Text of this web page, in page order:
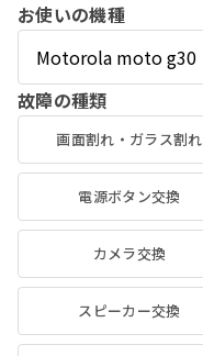
お使いの機種
故障の種類
画面割れ・ガラス割れ
電源ボタン交換
カメラ交換
スピーカー交換